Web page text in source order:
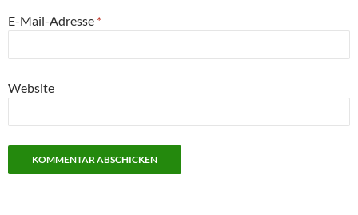
E-Mail-Adresse *
Website